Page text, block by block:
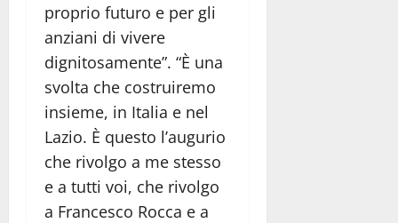
proprio futuro e per gli
anziani di vivere
dignitosamente”. “È una
svolta che costruiremo
insieme, in Italia e nel
Lazio. È questo l’augurio
che rivolgo a me stesso
e a tutti voi, che rivolgo
a Francesco Rocca e a